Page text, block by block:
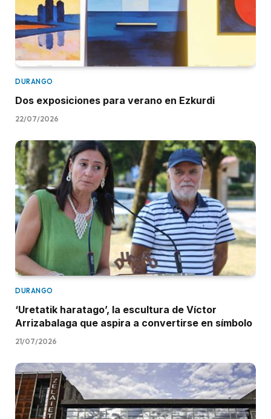
DURANGO
Dos exposiciones para verano en Ezkurdi
22/07/2026
DURANGO
‘Uretatik haratago’, la escultura de Víctor
Arrizabalaga que aspira a convertirse en símbolo
21/07/2026